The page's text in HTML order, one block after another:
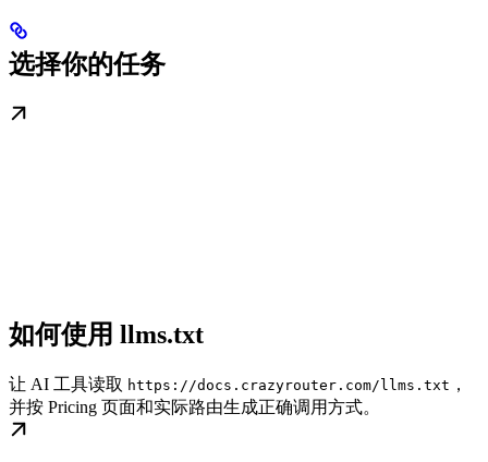
选择你的任务
如何使用 llms.txt
让 AI 工具读取 https://docs.crazyrouter.com/llms.txt ，
并按 Pricing 页面和实际路由生成正确调用方式。